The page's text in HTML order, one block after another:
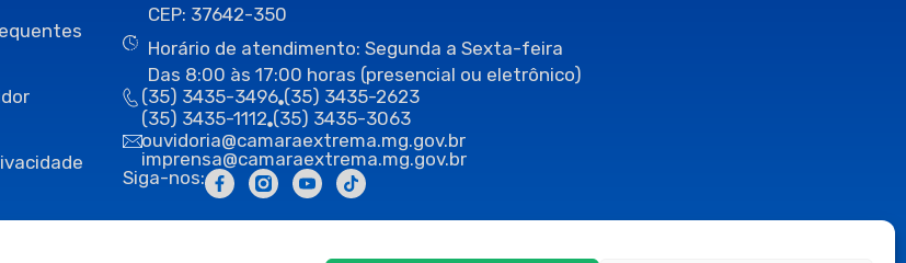
CEP: 37642-350
Horário de atendimento: Segunda a Sexta-feira
Das 8:00 às 17:00 horas (presencial ou eletrônico)
(35) 3435-3496 (35) 3435-2623
(35) 3435-1112 (35) 3435-3063
ouvidoria@camaraextrema.mg.gov.br
imprensa@camaraextrema.mg.gov.br
Siga-nos: